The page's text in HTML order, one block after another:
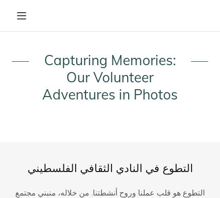
Capturing Memories:
Our Volunteer
Adventures in Photos
التطوع في النادي الثقافي الفلسطيني
التطوع هو قلب عملنا وروح أنشطتنا. من خلاله، منبني مجتمع